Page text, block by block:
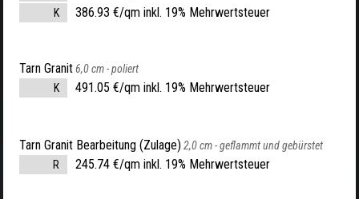
K 386.93 €/qm inkl. 19% Mehrwertsteuer
Tarn Granit6,0 cm -poliert
K
491.05 €/qm inkl. 19% Mehrwertsteuer
Tarn Granit Bearbeitung (Zulage) 2,0 cm -geflammt und gebürstet
R
245.74 €/qm inkl. 19% Mehrwertsteuer